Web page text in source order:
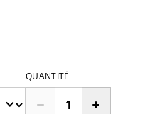
QUANTITÉ